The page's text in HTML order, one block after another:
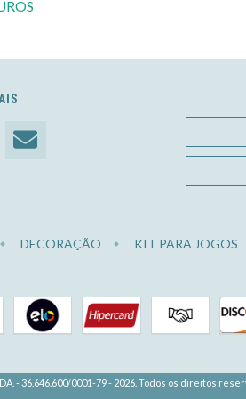
DECORAÇÃO KIT PARA JOGOS
- 36.646.600/0001-79 - 2026. Todos os direitos